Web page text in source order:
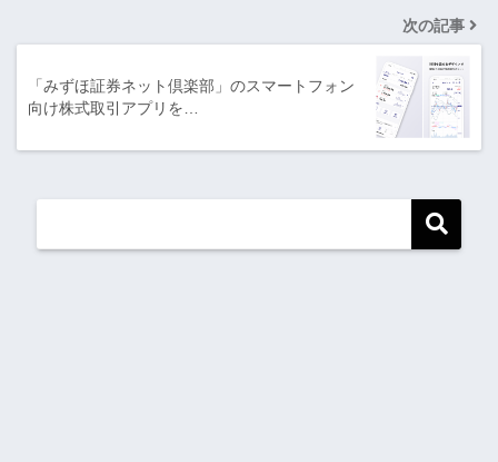
次の記事
「みずほ証券ネット倶楽部」のスマートフォン
向け株式取引アプリを…